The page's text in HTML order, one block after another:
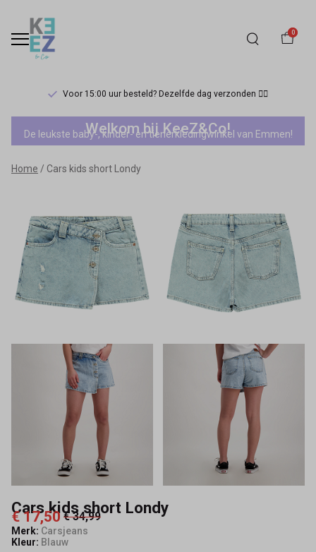
0
Voor 15:00 uur besteld? Dezelfde dag verzonden 🏃‍♀️
Cars
kids
short
Londy
Keez&Co
Welkom bij KeeZ&Co!
De leukste baby-, kinder- en tienerkledingwinkel van Emmen!
Home Cars kids short Londy
Cars kids short Londy
€ 17,50 € 34,99
Merk: Carsjeans
Kleur: Blauw